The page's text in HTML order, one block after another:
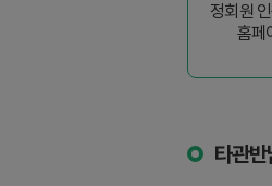
정회원
홈페
타관반